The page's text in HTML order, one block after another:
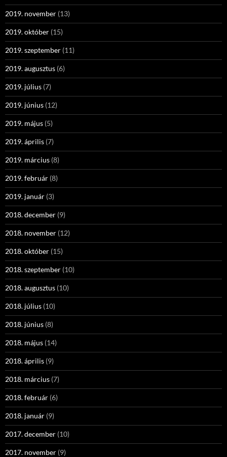
2019. november (13)
2019. október (15)
2019. szeptember (11)
2019. augusztus (6)
2019. július (7)
2019. június (12)
2019. május (5)
2019. április (7)
2019. március (8)
2019. február (8)
2019. január (3)
2018. december (9)
2018. november (12)
2018. október (15)
2018. szeptember (10)
2018. augusztus (10)
2018. július (10)
2018. június (8)
2018. május (14)
2018. április (9)
2018. március (7)
2018. február (6)
2018. január (9)
2017. december (10)
2017. november (9)